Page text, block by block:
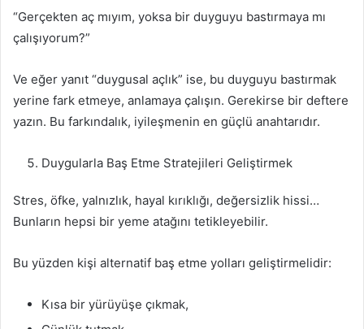
“Gerçekten aç mıyım, yoksa bir duyguyu bastırmaya mı
çalışıyorum?”
Ve eğer yanıt “duygusal açlık” ise, bu duyguyu bastırmak
yerine fark etmeye, anlamaya çalışın. Gerekirse bir deftere
yazın. Bu farkındalık, iyileşmenin en güçlü anahtarıdır.
Duygularla Baş Etme Stratejileri Geliştirmek
Stres, öfke, yalnızlık, hayal kırıklığı, değersizlik hissi…
Bunların hepsi bir yeme atağını tetikleyebilir.
Bu yüzden kişi alternatif baş etme yolları geliştirmelidir:
Kısa bir yürüyüşe çıkmak,